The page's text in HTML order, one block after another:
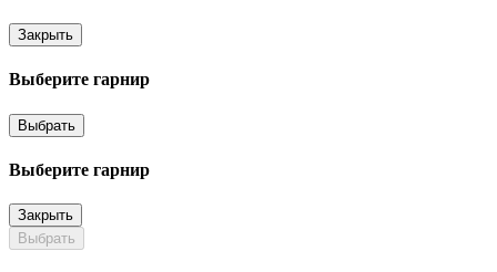
Закрыть
Выберите гарнир
Выбрать
Выберите гарнир
Закрыть
Выбрать